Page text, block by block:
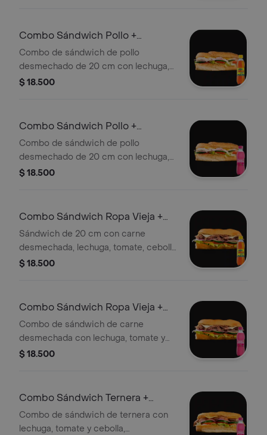
Combo Sándwich Pollo +
Colombiana 250 ml
Combo de sándwich de pollo
desmechado de 20 cm con lechuga,
tomate y pepino, acompañado de una
$ 18.500
Combo Sándwich Pollo +
Manzana 250 ml
Combo de sándwich de pollo
desmechado de 20 cm con lechuga,
tomate y pepino, acompañado de una
$ 18.500
Combo Sándwich Ropa Vieja +
Colombiana 250 ml
Sándwich de 20 cm con carne
desmechada, lechuga, tomate, cebolla
y queso. Incluye Colombiana de 250
$ 18.500
Combo Sándwich Ropa Vieja +
Manzana 250 ml
Combo de sándwich de carne
desmechada con lechuga, tomate y
cebolla, acompañado de Manzana
$ 18.500
Combo Sándwich Ternera +
Manzana 250 ml
Combo de sándwich de ternera con
lechuga, tomate y cebolla,